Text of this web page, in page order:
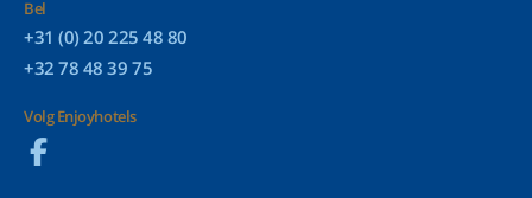
Bel
+31 (0) 20 225 48 80
+32 78 48 39 75
Volg Enjoyhotels